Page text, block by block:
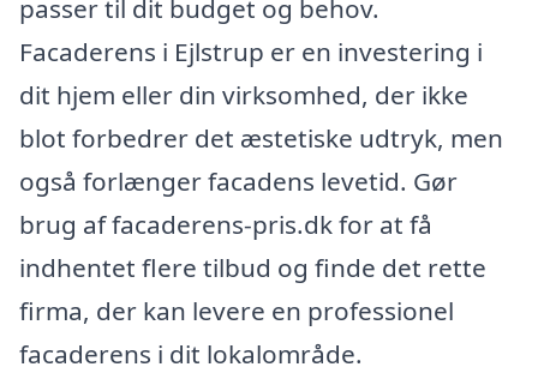
passer til dit budget og behov.
Facaderens i Ejlstrup er en investering i
dit hjem eller din virksomhed, der ikke
blot forbedrer det æstetiske udtryk, men
også forlænger facadens levetid. Gør
brug af facaderens-pris.dk for at få
indhentet flere tilbud og finde det rette
firma, der kan levere en professionel
facaderens i dit lokalområde.